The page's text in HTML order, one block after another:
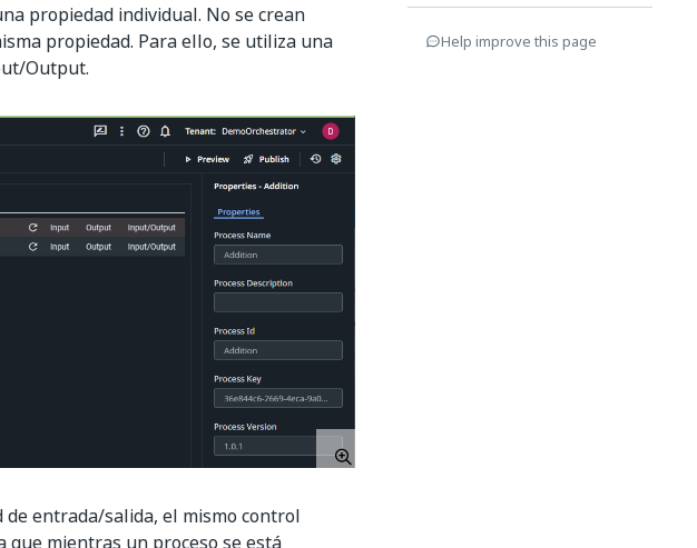
propiedad individual. No se crean
propiedad. Para ello, se utiliza una
Output.
entrada/salida, el mismo control
que mientras un proceso se está
Help improve this page